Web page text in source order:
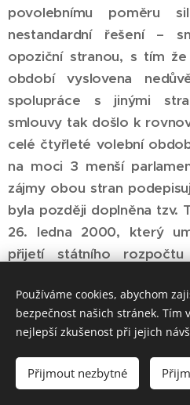
povolebnímu poměru
nestandardní řešení –
opoziční stranou, s tím
období vyslovena
spolupráce s jinými
smlouvy tak došlo k
celé čtyřleté volební
na moci 3 menší
zájmy obou stran
byla později doplněna tzv.
26. ledna 2000, který
přijetí státního
volebního systému do
Někteří to interpretovali,
smlouvu koaliční. To
mezi jednotlivými pojmy
různý výklad.
Používáme cookies, abychom
bezpečnost našich stránek. Tím
nejlepší zkušenost při jejich
Přijmout nezbytné